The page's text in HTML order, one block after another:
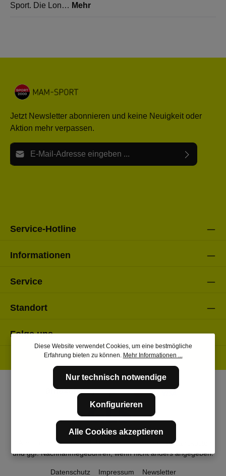
Sport. Die Lon… Mehr
Jetzt Newsletter abonnieren und keine Neuigkeit oder
Aktion mehr verpassen.
E-Mail-Adresse*
Service-Hotline
Informationen
Service
Standort
Folge uns
* Alle Preise inkl. gesetzl. Mehrwertsteuer zzgl.Versandkosten
und ggf. Nachnahmegebühren, wenn nicht anders angegeben.
Datenschutz Impressum Newsletter
Diese Website verwendet Cookies, um eine bestmögliche
Erfahrung bieten zu können. Mehr Informationen ...
Nur technisch notwendige
Konfigurieren
Alle Cookies akzeptieren